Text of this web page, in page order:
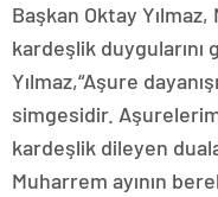
Başkan Oktay
kardeşlik duygularını
Yılmaz,“Aşure
simgesidir.
kardeşlik dileyen
Muharrem ayının